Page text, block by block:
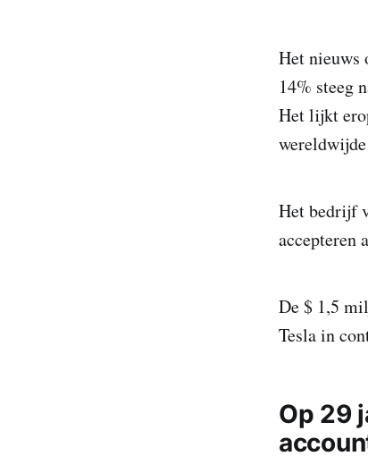
Het nieuws
14% steeg
Het lijkt
Het bedrijf
accepteren
De $ 1,5
Tesla in
Op 29